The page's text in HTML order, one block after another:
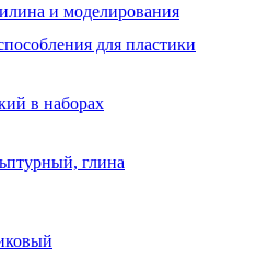
и моделирования
для пластики
в наборах
глина